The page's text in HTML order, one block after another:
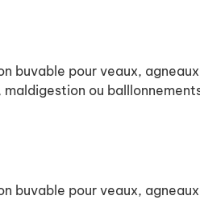
buvable pour veaux,
ou
buvable pour veaux,